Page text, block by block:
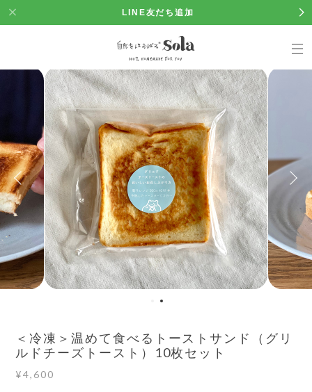
LINE友だち追加
＜冷凍＞温めて食べるトーストサンド（グリ
ルドチーズトースト）10枚セット
¥4,600